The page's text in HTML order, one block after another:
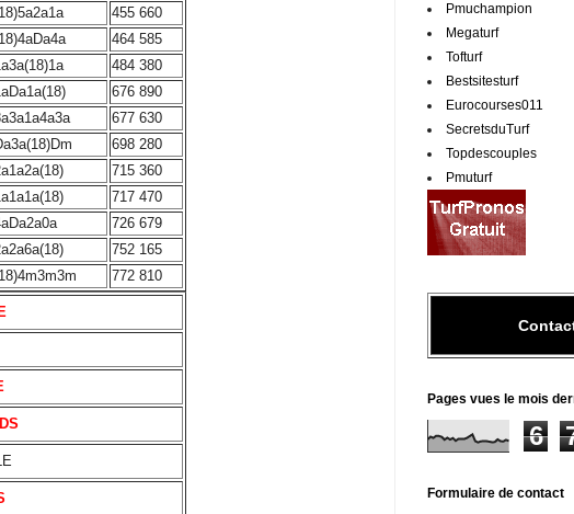
455 660
464 585
484 380
676 890
677 630
698 280
715 360
717 470
726 679
752 165
772 810
Pmuchampion
Megaturf
Tofturf
Bestsitesturf
Eurocourses011
SecretsduTurf
Topdescouples
Pmuturf
Pages vues le mois
6
Formulaire de contact